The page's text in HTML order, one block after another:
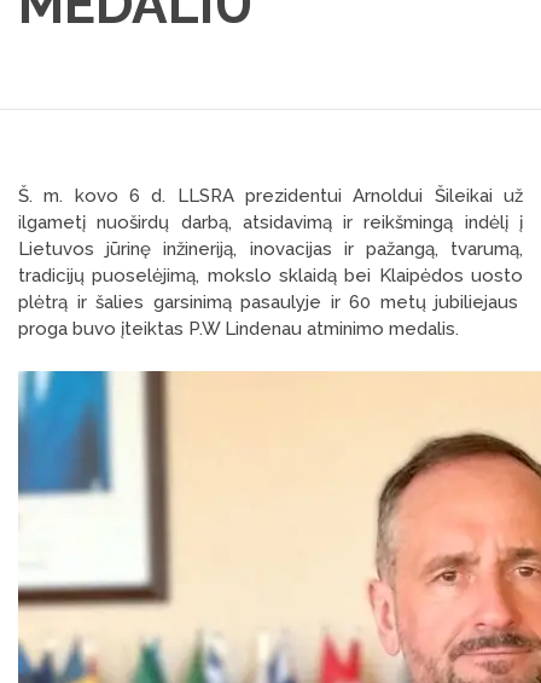
Š. m. kovo 6 d. LLSRA prezidentui Arnoldui Šileikai už
ilgametį nuoširdų darbą, atsidavimą ir reikšmingą indėlį į
Lietuvos jūrinę inžineriją, inovacijas ir pažangą, tvarumą,
tradicijų puoselėjimą, mokslo sklaidą bei Klaipėdos uosto
plėtrą ir šalies garsinimą pasaulyje ir 60 metų jubiliejaus
proga buvo įteiktas P.W Lindenau atminimo medalis.